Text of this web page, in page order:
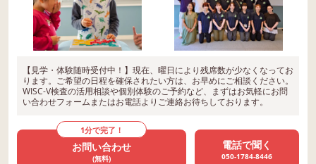
【見学・体験随時受付中！】現在、曜日により残席数が少なくなってお
ります。ご希望の日程を確保されたい方は、お早めにご相談ください。
WISC-V検査の活用相談や個別体験のご予約など、まずはお気軽にお問
い合わせフォームまたはお電話よりご連絡お待ちしております。
1分で完了！
お問い合わせ
(無料)
電話で聞く
050-1784-8446